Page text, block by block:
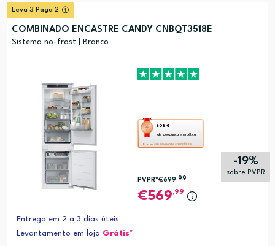
Leva 3 Paga 2
COMBINADO ENCASTRE CANDY CNBQT3518E
Sistema no-frost | Branco
608 €
de poupança energética
Bronze em poupança energética
Esta
ação
de
-19%
sobre PVPR
PVPR*€699 ,99
569,99
Entrega em 2 a 3 dias úteis
Levantamento em loja Grátis*